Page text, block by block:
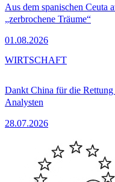
Aus dem spanischen Ceuta
„zerbrochene Träume“
01.08.2026
Dankt China für die
Analysten
28.07.2026
WIRTSCHAFT